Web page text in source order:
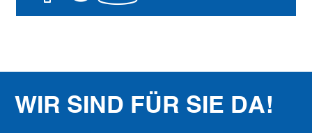
WIR SIND FÜR SIE DA!